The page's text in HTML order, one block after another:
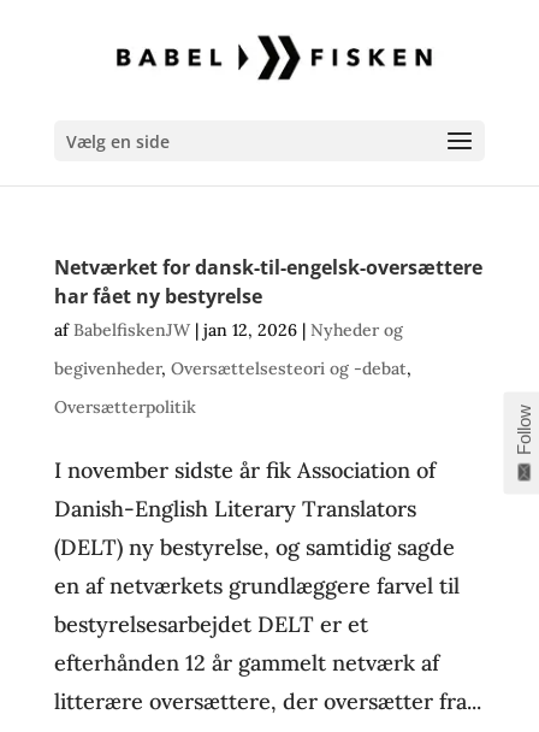
Vælg en side
Netværket for dansk-til-engelsk-oversættere
har fået ny bestyrelse
afBabelfiskenJW| jan 12, 2026| Nyheder og
begivenheder, Oversættelsesteori og -debat,
Oversætterpolitik
I november sidste år fik Association of
Danish-English Literary Translators
(DELT) ny bestyrelse, og samtidig sagde
en af netværkets grundlæggere farvel til
bestyrelsesarbejdet DELT er et
efterhånden 12 år gammelt netværk af
litterære oversættere, der oversætter fra...
Follow